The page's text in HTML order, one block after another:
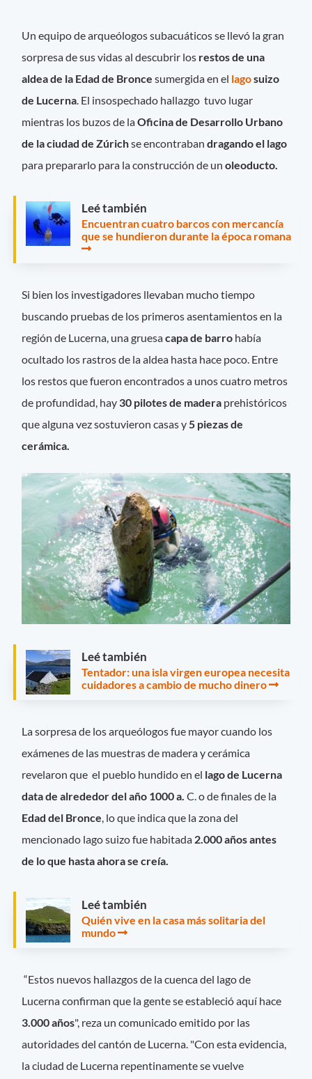
Un equipo de arqueólogos subacuáticos se llevó la gran
sorpresa de sus vidas al descubrir los restos de una
aldea de la Edad de Bronce sumergida en el lagosuizo
de Lucerna . El insospechado hallazgo tuvo lugar
mientras los buzos de laOficina de Desarrollo Urbano
de la ciudad de Zúrichse encontrabandragando el lago
para prepararlo para la construcción de unoleoducto.
Leé también
Encuentran cuatro barcos con mercancía
que se hundieron durante la época romana
Si bien los investigadores llevaban mucho tiempo
buscando pruebas de los primeros asentamientos en la
región de Lucerna, una gruesacapa de barro había
ocultado los rastros de la aldea hasta hace poco. Entre
los restos que fueron encontrados a unos cuatro metros
de profundidad, hay 30 pilotes de madera prehistóricos
que alguna vez sostuvieron casas y5 piezas de
cerámica.
Leé también
Tentador: una isla virgen europea necesita
cuidadores a cambio de mucho dinero
La sorpresa de los arqueólogos fue mayor cuando los
exámenes de las muestras de madera y cerámica
revelaron que el pueblo hundido en el lago de Lucerna
data de alrededor del año 1000 a. C. o de finales de la
Edad del Bronce, lo que indica que la zona del
mencionado lago suizo fue habitada 2.000 años antes
de lo que hasta ahora se creía.
Leé también
Quién vive en la casa más solitaria del
mundo
“Estos nuevos hallazgos de la cuenca del lago de
Lucerna confirman que la gente se estableció aquí hace
3.000 años", reza un comunicado emitido por las
autoridades del cantón de Lucerna. "Con esta evidencia,
la ciudad de Lucerna repentinamente se vuelve